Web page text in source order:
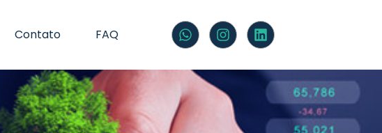
Contato FAQ